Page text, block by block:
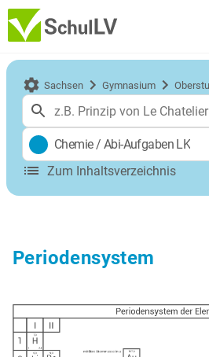
Sachsen Gymnasium
Chemie/ Abi-Aufgaben LK
Zum Inhaltsverzeichnis
Periodensystem